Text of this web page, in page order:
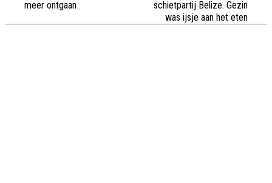
meer ontgaan
schietpartij Belize. Gezin
was ijsje aan het eten